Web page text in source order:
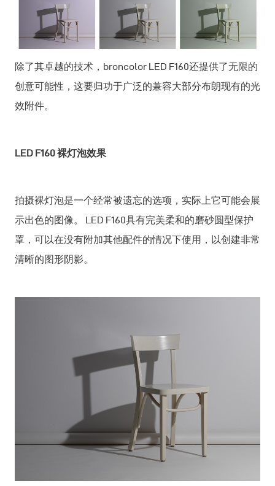
除了其卓越的技术，broncolor LED F160还提供了无限的
创意可能性，这要归功于广泛的兼容大部分布朗现有的光
效附件。
LED F160 裸灯泡效果
拍摄裸灯泡是一个经常被遗忘的选项，实际上它可能会展
示出色的图像。 LED F160具有完美柔和的磨砂圆型保护
罩，可以在没有附加其他配件的情况下使用，以创建非常
清晰的图形阴影。